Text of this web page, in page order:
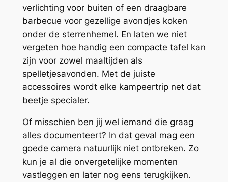
verlichting voor buiten of een draagbare
barbecue voor gezellige avondjes koken
onder de sterrenhemel. En laten we niet
vergeten hoe handig een compacte tafel kan
zijn voor zowel maaltijden als
spelletjesavonden. Met de juiste
accessoires wordt elke kampeertrip net dat
beetje specialer.
Of misschien ben jij wel iemand die graag
alles documenteert? In dat geval mag een
goede camera natuurlijk niet ontbreken. Zo
kun je al die onvergetelijke momenten
vastleggen en later nog eens terugkijken.